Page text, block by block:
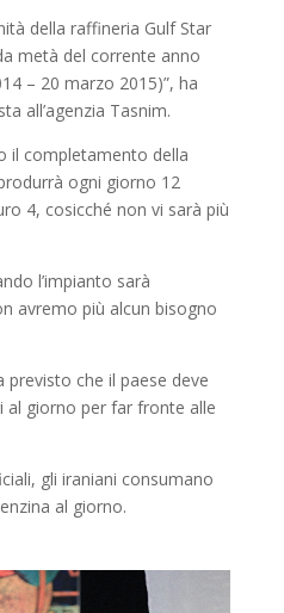
della raffineria Gulf Star
metà del corrente anno
– 20 marzo 2015)”, ha
all’agenzia Tasnim.
il completamento della
ogni giorno 12
4, cosicché non vi sarà più
l’impianto sarà
avremo più alcun bisogno
che il paese deve
giorno per far fronte alle
gli iraniani consumano
al giorno.